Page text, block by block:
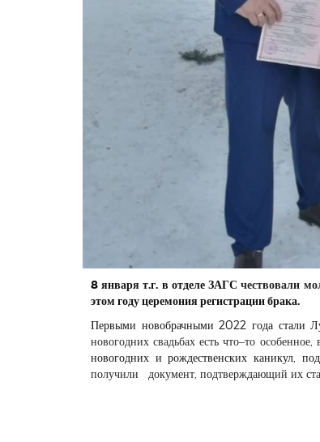
8 января т.г. в отделе ЗАГСчествовали
этом году церемония регистрации брака.
Первыми новобрачными 2022 года стали
новогодних свадьбах есть что–то
новогодних и рождественских каникул,
получили документ, подтверждающий их